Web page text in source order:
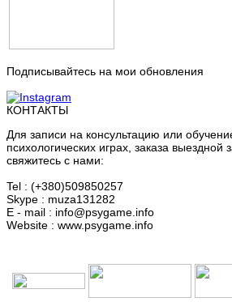
Подписывайтесь на мои обновления
КОНТАКТЫ
Для записи на консультацию или
психологических играх, заказа выездной
свяжитесь с нами:
Tel : (+380)509850257
Skype : muza131282
E - mail : info@psygame.info
Website : www.psygame.info